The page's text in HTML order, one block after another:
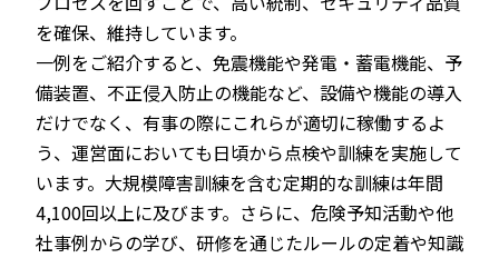
を確保、維持しています。
一例をご紹介すると、免震機能や発電・蓄電機能、予
備装置、不正侵入防止の機能など、設備や機能の導入
だけでなく、有事の際にこれらが適切に稼働するよ
う、運営面においても日頃から点検や訓練を実施して
います。大規模障害訓練を含む定期的な訓練は年間
4,100回以上に及びます。さらに、危険予知活動や他
社事例からの学び、研修を通じたルールの定着や知識